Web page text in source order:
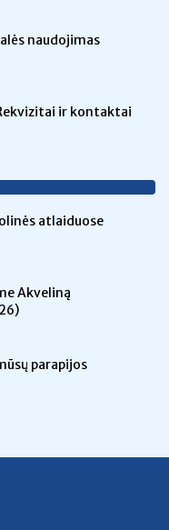
naudojimas
ir kontaktai
atlaiduose
Akveliną
parapijos